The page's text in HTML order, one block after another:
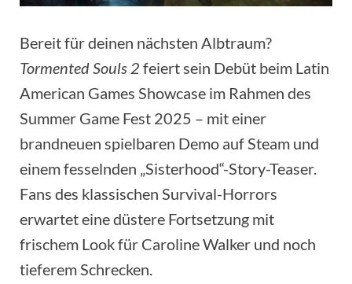
Bereit für deinen nächsten Albtraum?
Tormented Souls 2 feiert sein Debüt beim Latin
American Games Showcase im Rahmen des
Summer Game Fest 2025 – mit einer
brandneuen spielbaren Demo auf Steam und
einem fesselnden „Sisterhood“-Story-Teaser.
Fans des klassischen Survival-Horrors
erwartet eine düstere Fortsetzung mit
frischem Look für Caroline Walker und noch
tieferem Schrecken.